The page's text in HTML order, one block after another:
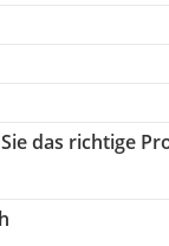
das richtige